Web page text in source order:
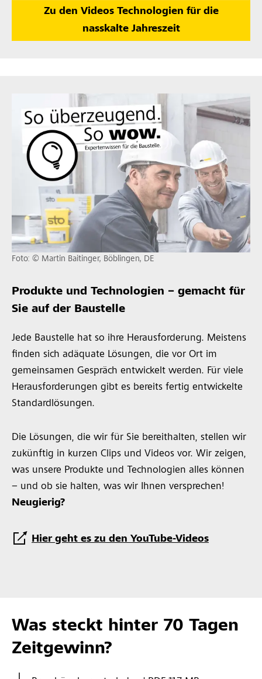
Zu den Videos Technologien für die
nasskalte Jahreszeit
Produkte und Technologien – gemacht für
Sie auf der Baustelle
Jede Baustelle hat so ihre Herausforderung. Meistens
finden sich adäquate Lösungen, die vor Ort im
gemeinsamen Gespräch entwickelt werden. Für viele
Herausforderungen gibt es bereits fertig entwickelte
Standardlösungen.
Die Lösungen, die wir für Sie bereithalten, stellen wir
zukünftig in kurzen Clips und Videos vor. Wir zeigen,
was unsere Produkte und Technologien alles können
– und ob sie halten, was wir Ihnen versprechen!
Neugierig?
Hier geht es zu den YouTube-Videos
Foto: © Martin Baitinger, Böblingen, DE
Was steckt hinter 70 Tagen
Zeitgewinn?